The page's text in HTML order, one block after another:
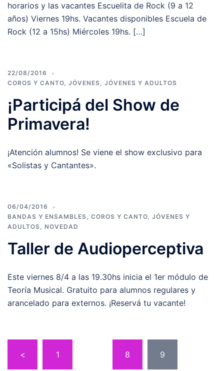
horarios y las vacantes Escuelita de Rock (9 a 12
años) Viernes 19hs. Vacantes disponibles Escuela de
Rock (12 a 15hs) Miércoles 19hs. […]
22/08/2016
COROS Y CANTO, JÓVENES, JÓVENES Y ADULTOS
¡Participá del Show de
Primavera!
¡Atención alumnos! Se viene el show exclusivo para
«Solistas y Cantantes».
06/04/2016
BANDAS Y ENSAMBLES, COROS Y CANTO, JÓVENES Y
ADULTOS, NOVEDAD
Taller de Audioperceptiva
Este viernes 8/4 a las 19.30hs inicia el 1er módulo de
Teoría Musical. Gratuito para alumnos regulares y
arancelado para externos. ¡Reservá tu vacante!
< 1 8 9